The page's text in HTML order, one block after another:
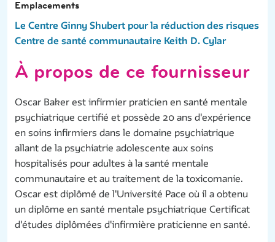
Emplacements
Le Centre Ginny Shubert pour la réduction des risques
Centre de santé communautaire Keith D. Cylar
À propos de ce fournisseur
Oscar Baker est infirmier praticien en santé mentale
psychiatrique certifié et possède 20 ans d'expérience
en soins infirmiers dans le domaine psychiatrique
allant de la psychiatrie adolescente aux soins
hospitalisés pour adultes à la santé mentale
communautaire et au traitement de la toxicomanie.
Oscar est diplômé de l'Université Pace où il a obtenu
un diplôme en santé mentale psychiatrique Certificat
d'études diplômées d'infirmière praticienne en santé.